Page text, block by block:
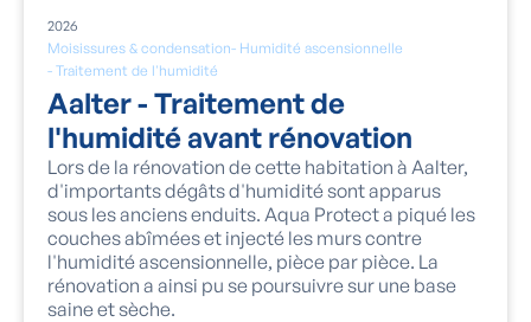
Moisissures & condensation- Humidité ascensionnelle
- Traitement de l'humidité
2026
Aalter - Traitement de
l'humidité avant rénovation
Lors de la rénovation de cette habitation à Aalter,
d'importants dégâts d'humidité sont apparus
sous les anciens enduits. Aqua Protect a piqué les
couches abîmées et injecté les murs contre
l'humidité ascensionnelle, pièce par pièce. La
rénovation a ainsi pu se poursuivre sur une base
saine et sèche.